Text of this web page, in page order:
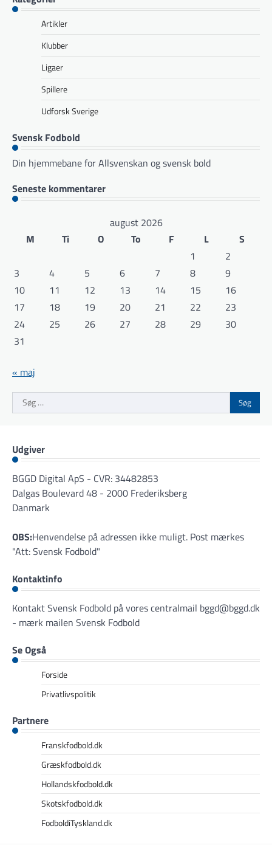
Artikler
Klubber
Ligaer
Spillere
Udforsk Sverige
Svensk Fodbold
Din hjemmebane for Allsvenskan og svensk bold
Seneste kommentarer
august 2026
M
Ti O To F L
S
1
2
3
4 5 6 7 8
9
10
11 12 13 14 15
16
17
18 19 20 21 22
23
24
25 26 27 28 29
30
31
« maj
Søg
efter:
Udgiver
BGGD Digital ApS - CVR: 34482853
Dalgas Boulevard 48 - 2000 Frederiksberg
Danmark
OBS:Henvendelse på adressen ikke muligt. Post mærkes
"Att: Svensk Fodbold"
Kontaktinfo
Kontakt Svensk Fodbold på vores centralmail bggd@bggd.dk
- mærk mailen Svensk Fodbold
Se Også
Forside
Privatlivspolitik
Partnere
Franskfodbold.dk
Græskfodbold.dk
Hollandskfodbold.dk
Skotskfodbold.dk
FodboldiTyskland.dk